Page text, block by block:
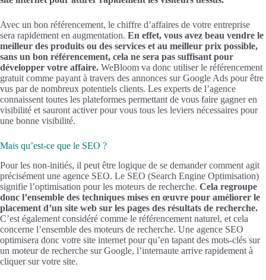
Avec un bon référencement, le chiffre d’affaires de votre entreprise
sera rapidement en augmentation. En effet, vous avez beau vendre le
meilleur des produits ou des services et au meilleur prix possible,
sans un bon référencement, cela ne sera pas suffisant pour
développer votre affaire. WeBloom va donc utiliser le référencement
gratuit comme payant à travers des annonces sur Google Ads pour être
vus par de nombreux potentiels clients. Les experts de l’agence
connaissent toutes les plateformes permettant de vous faire gagner en
visibilité et sauront activer pour vous tous les leviers nécessaires pour
une bonne visibilité.
Mais qu’est-ce que le SEO ?
Pour les non-initiés, il peut être logique de se demander comment agit
précisément une agence SEO. Le SEO (Search Engine Optimisation)
signifie l’optimisation pour les moteurs de recherche. Cela regroupe
donc l’ensemble des techniques mises en œuvre pour améliorer le
placement d’un site web sur les pages des résultats de recherche.
C’est également considéré comme le référencement naturel, et cela
concerne l’ensemble des moteurs de recherche. Une agence SEO
optimisera donc votre site internet pour qu’en tapant des mots-clés sur
un moteur de recherche sur Google, l’internaute arrive rapidement à
cliquer sur votre site.